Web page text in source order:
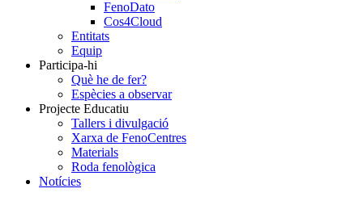
FenoDato
Cos4Cloud
Entitats
Equip
Participa-hi
Què he de fer?
Espècies a observar
Projecte Educatiu
Tallers i divulgació
Xarxa de FenoCentres
Materials
Roda fenològica
Notícies